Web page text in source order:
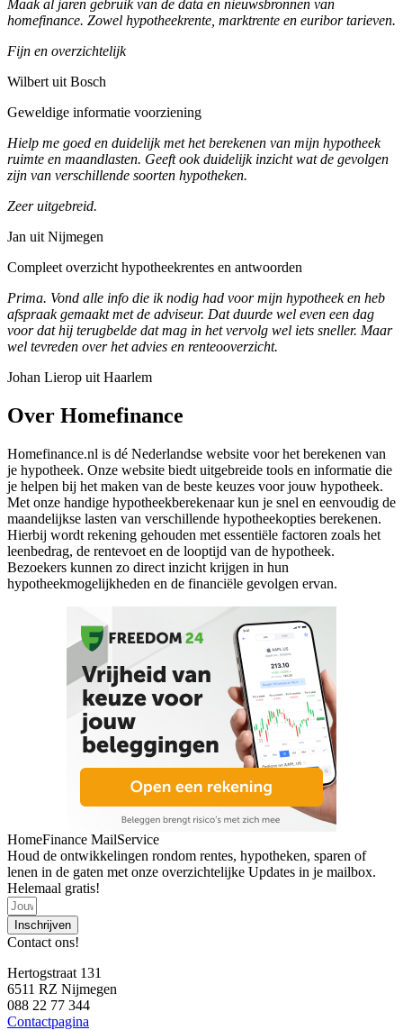
Maak al jaren gebruik van de data en nieuwsbronnen van
homefinance. Zowel hypotheekrente, marktrente en euribor tarieven.
Fijn en overzichtelijk
Wilbert uit Bosch
Geweldige informatie voorziening
Hielp me goed en duidelijk met het berekenen van mijn hypotheek
ruimte en maandlasten. Geeft ook duidelijk inzicht wat de gevolgen
zijn van verschillende soorten hypotheken.
Zeer uitgebreid.
Jan uit Nijmegen
Compleet overzicht hypotheekrentes en antwoorden
Prima. Vond alle info die ik nodig had voor mijn hypotheek en heb
afspraak gemaakt met de adviseur. Dat duurde wel even een dag
voor dat hij terugbelde dat mag in het vervolg wel iets sneller. Maar
wel tevreden over het advies en renteooverzicht.
Johan Lierop uit Haarlem
Over Homefinance
Homefinance.nl is dé Nederlandse website voor het berekenen van
je hypotheek. Onze website biedt uitgebreide tools en informatie die
je helpen bij het maken van de beste keuzes voor jouw hypotheek.
Met onze handige hypotheekberekenaar kun je snel en eenvoudig de
maandelijkse lasten van verschillende hypotheekopties berekenen.
Hierbij wordt rekening gehouden met essentiële factoren zoals het
leenbedrag, de rentevoet en de looptijd van de hypotheek.
Bezoekers kunnen zo direct inzicht krijgen in hun
hypotheekmogelijkheden en de financiële gevolgen ervan.
HomeFinance MailService
Houd de ontwikkelingen rondom rentes, hypotheken, sparen of
lenen in de gaten met onze overzichtelijke Updates in je mailbox.
Helemaal gratis!
Inschrijven
Contact ons!
Hertogstraat 131
6511 RZ Nijmegen
088 22 77 344
Contactpagina